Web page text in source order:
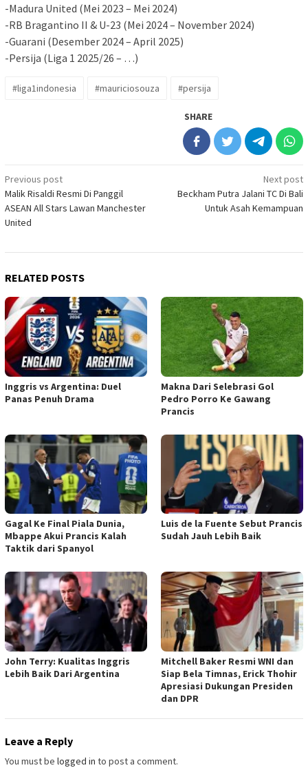
-Madura United (Mei 2023 – Mei 2024)
-RB Bragantino II & U-23 (Mei 2024 – November 2024)
-Guarani (Desember 2024 – April 2025)
-Persija (Liga 1 2025/26 – …)
#liga1indonesia #mauriciosouza #persija
SHARE
Post
navigation
Previous post
Malik Risaldi Resmi Di Panggil
ASEAN All Stars Lawan Manchester
United
Next post
Beckham Putra Jalani TC Di Bali
Untuk Asah Kemampuan
RELATED POSTS
Inggris vs Argentina: Duel
Panas Penuh Drama
Makna Dari Selebrasi Gol
Pedro Porro Ke Gawang
Prancis
Gagal Ke Final Piala Dunia,
Mbappe Akui Prancis Kalah
Taktik dari Spanyol
Luis de la Fuente Sebut Prancis
Sudah Jauh Lebih Baik
John Terry: Kualitas Inggris
Lebih Baik Dari Argentina
Mitchell Baker Resmi WNI dan
Siap Bela Timnas, Erick Thohir
Apresiasi Dukungan Presiden
dan DPR
Leave a Reply
You must be logged in to post a comment.